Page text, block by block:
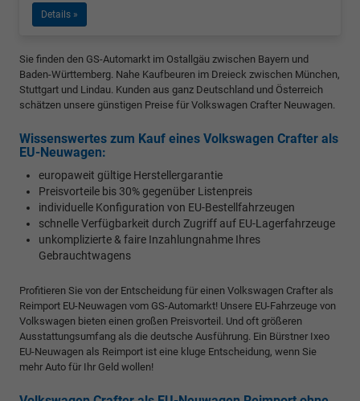
Details »
Sie finden den GS-Automarkt im Ostallgäu zwischen Bayern und
Baden-Württemberg. Nahe Kaufbeuren im Dreieck zwischen München,
Stuttgart und Lindau. Kunden aus ganz Deutschland und Österreich
schätzen unsere günstigen Preise für Volkswagen Crafter Neuwagen.
Wissenswertes zum Kauf eines Volkswagen Crafter als
EU-Neuwagen:
europaweit gültige Herstellergarantie
Preisvorteile bis 30% gegenüber Listenpreis
individuelle Konfiguration von EU-Bestellfahrzeugen
schnelle Verfügbarkeit durch Zugriff auf EU-Lagerfahrzeuge
unkomplizierte & faire Inzahlungnahme Ihres
Gebrauchtwagens
Profitieren Sie von der Entscheidung für einen Volkswagen Crafter als
Reimport EU-Neuwagen vom GS-Automarkt! Unsere EU-Fahrzeuge von
Volkswagen bieten einen großen Preisvorteil. Und oft größeren
Ausstattungsumfang als die deutsche Ausführung. Ein Bürstner Ixeo
EU-Neuwagen als Reimport ist eine kluge Entscheidung, wenn Sie
mehr Auto für Ihr Geld wollen!